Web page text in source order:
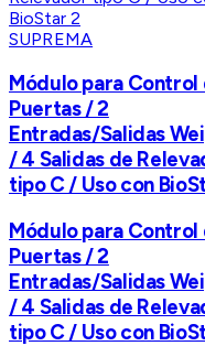
SUPREMA
Módulo para Control
Puertas / 2
Entradas/Salidas
/ 4 Salidas de
tipo C / Uso con
Módulo para Control
Puertas / 2
Entradas/Salidas
/ 4 Salidas de
tipo C / Uso con